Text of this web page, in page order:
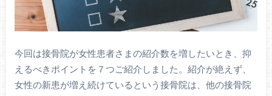
今回は接骨院が女性患者さまの紹介数を増したいとき、抑
えるべきポイントを７つご紹介しました。紹介が絶えず、
女性の新患が増え続けているという接骨院は、他の接骨院